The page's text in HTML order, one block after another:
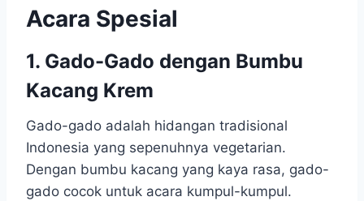
Acara Spesial
1. Gado-Gado dengan Bumbu
Kacang Krem
Gado-gado adalah hidangan tradisional
Indonesia yang sepenuhnya vegetarian.
Dengan bumbu kacang yang kaya rasa, gado-
gado cocok untuk acara kumpul-kumpul.